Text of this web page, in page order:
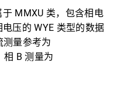
MMXU 类，包含相电
压的 WYE 类型的数据
测量参考为
相 B 测量为